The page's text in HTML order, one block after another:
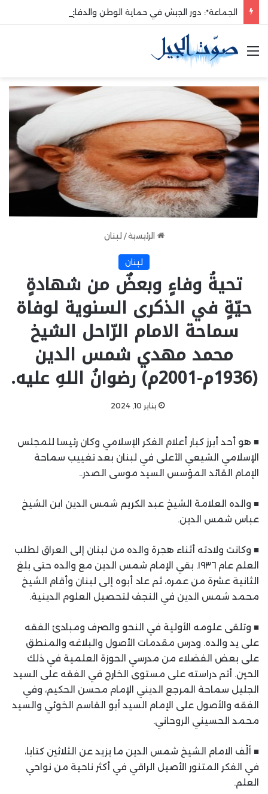
القائمة
الرئيسية / لبنان
لبنان
تحيةُ وفاءٍ وبعضٌ من شهادةٍ
حيّةٍ في الذكرى السنوية لوفاة
سماحة الامام الرّاحل الشيخ
محمد مهدي شمس الدين
(1936م-2001م) رضوانُ اللهِ عليه.
يناير 10, 2024
■ هو أحد أبرز كبار أعلام الفكر الإسلامي وكان رئيسا للمجلس
الإسلامي الشيعي الأعلى في لبنان بعد تغييب سماحة
الإمام القائد المؤسس السيد موسى الصدر..
■ والده العلامة الشيخ عبد الكريم شمس الدين ابن الشيخ
عباس شمس الدين.
■ وكانت ولادته أثناء هجرة والده من لبنان إلى العراق لطلب
العلم عام ١٩٣٦. بقي الإمام شمس الدين مع والده حتى بلغ
الثانية عشرة من عمره، ثم عاد أبوه إلى لبنان وأقام الشيخ
محمد شمس الدين في النجف لتحصيل العلوم الدينية.
■ وتلقى علومه الأولية في النحو والصرف ومبادئ الفقه
على يد والده. ودرس مقدمات الأصول والبلاغه والمنطق
على بعض الفضلاء من مدرسي الحوزة العلمية في ذلك
الحين. أتم دراسته على مستوى الخارج في الفقه على السيد
الجليل سماحة المرجع الديني الإمام محسن الحكيم، وفي
الفقه والأصول على الإمام السيد أبو القاسم الخوئي والسيد
محمد الحسيني الروحاني.
■ ألّف الامام الشيخ شمس الدين ما يزيد عن الثلاثين كتابا،
في الفكر المتنور الأصيل الراقي في أكثر ناحية من نواحي
العلم.